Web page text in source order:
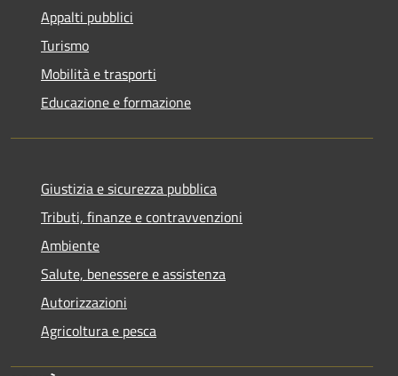
Appalti pubblici
Turismo
Mobilità e trasporti
Educazione e formazione
Giustizia e sicurezza pubblica
Tributi, finanze e contravvenzioni
Ambiente
Salute, benessere e assistenza
Autorizzazioni
Agricoltura e pesca